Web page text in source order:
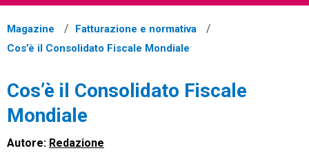
Magazine
Fatturazione e normativa
Cos’è il Consolidato Fiscale Mondiale
Cos’è il Consolidato Fiscale
Mondiale
Autore: Redazione